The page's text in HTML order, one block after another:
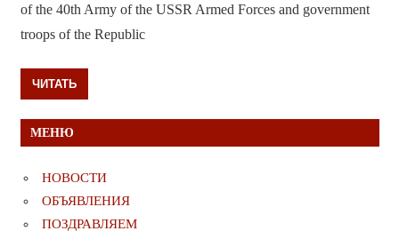
of the 40th Army of the USSR Armed Forces and government
troops of the Republic
ЧИТАТЬ
МЕНЮ
НОВОСТИ
ОБЪЯВЛЕНИЯ
ПОЗДРАВЛЯЕМ